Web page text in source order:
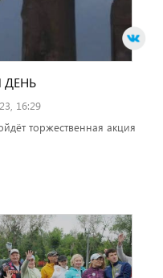
16:29
торжественная акция